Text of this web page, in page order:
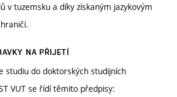
v tuzemsku a díky získaným jazykovým
NA PŘIJETÍ
studiu do doktorských studijních
VUT se řídí těmito předpisy: